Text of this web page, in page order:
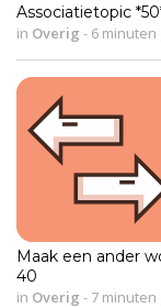
Associatietopic
in Overig - 6
Maak een ander
40
in Overig - 7